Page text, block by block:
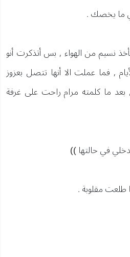
ما يخصك .
نسيم من الهواء , بس أتذكرت أنو
, فما عملت الا أنها تتصل بعزوز
ما كلمته مرام راحت على غرفة
في حالتها ))
طلعت مقلوبة .